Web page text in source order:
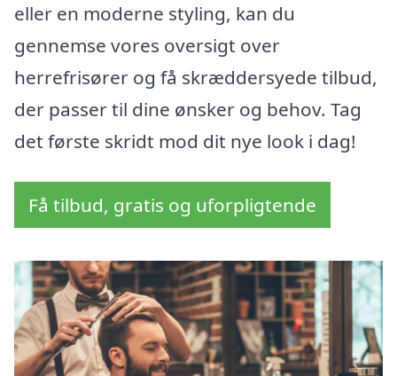
eller en moderne styling, kan du
gennemse vores oversigt over
herrefrisører og få skræddersyede tilbud,
der passer til dine ønsker og behov. Tag
det første skridt mod dit nye look i dag!
Få tilbud, gratis og uforpligtende